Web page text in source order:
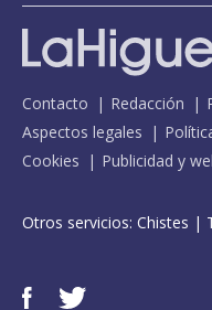
Contacto Redacción
Aspectos legales
Cookies
Publicidad y
Otros servicios: Chistes |